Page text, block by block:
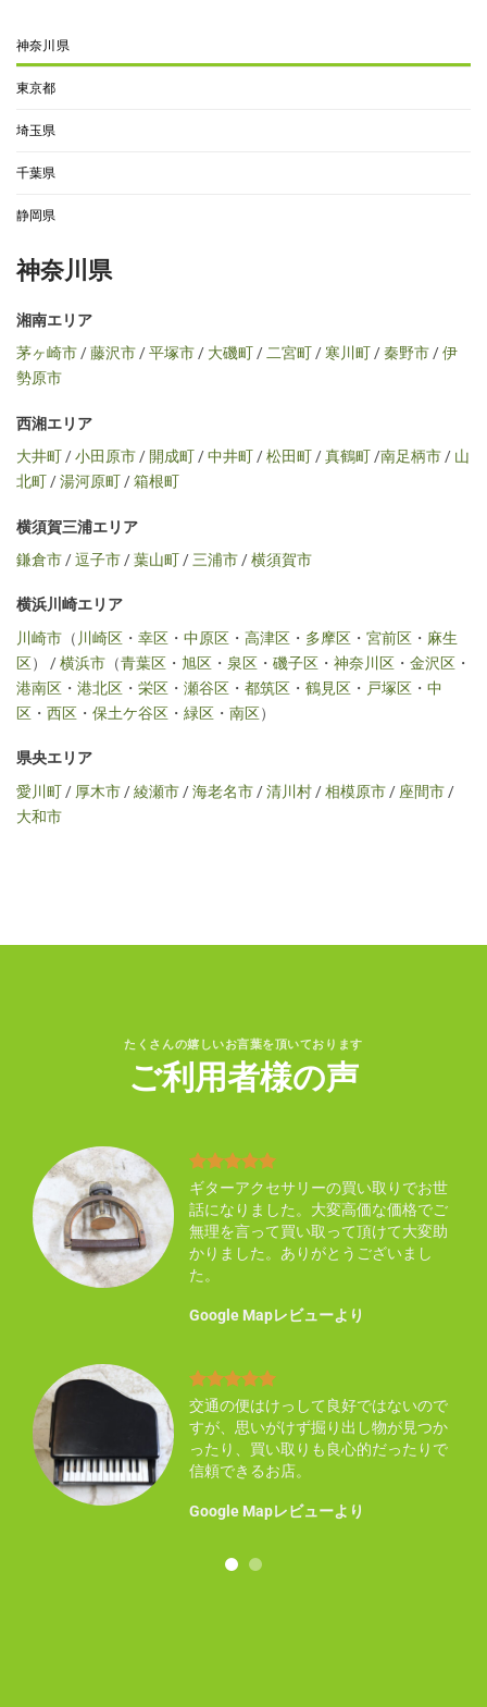
神奈川県
東京都
埼玉県
千葉県
静岡県
神奈川県
湘南エリア
茅ヶ崎市/藤沢市/平塚市/ 大磯町/二宮町/寒川町/秦野市/伊
勢原市
西湘エリア
大井町/小田原市/ 開成町/中井町/松田町/真鶴町/南足柄市/ 山
北町/湯河原町/箱根町
横須賀三浦エリア
鎌倉市/逗子市/葉山町/三浦市/横須賀市
横浜川崎エリア
川崎市 （ 川崎区 ・ 幸区 ・ 中原区 ・ 高津区 ・ 多摩区 ・ 宮前区 ・ 麻生
区） /横浜市 （青葉区 ・ 旭区 ・ 泉区 ・ 磯子区 ・ 神奈川区 ・ 金沢区 ・
港南区 ・ 港北区 ・ 栄区 ・ 瀬谷区 ・ 都筑区 ・ 鶴見区 ・ 戸塚区 ・ 中
区 ・ 西区 ・ 保土ケ谷区 ・ 緑区 ・ 南区）
県央エリア
愛川町/ 厚木市/綾瀬市/海老名市/清川村/相模原市/ 座間市/
大和市
たくさんの嬉しいお言葉を頂いております
ご利用者様の声
ギターアクセサリーの買い取りでお世
話になりました。大変高価な価格でご
無理を言って買い取って頂けて大変助
かりました。ありがとうございまし
た。
Google Mapレビューより
交通の便はけっして良好ではないので
すが、思いがけず掘り出し物が見つか
ったり、買い取りも良心的だったりで
信頼できるお店。
Google Mapレビューより